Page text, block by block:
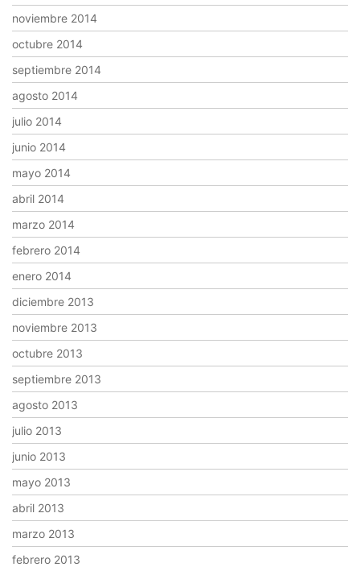
noviembre 2014
octubre 2014
septiembre 2014
agosto 2014
julio 2014
junio 2014
mayo 2014
abril 2014
marzo 2014
febrero 2014
enero 2014
diciembre 2013
noviembre 2013
octubre 2013
septiembre 2013
agosto 2013
julio 2013
junio 2013
mayo 2013
abril 2013
marzo 2013
febrero 2013